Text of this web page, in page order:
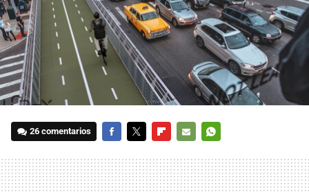
26 comentarios
MAIL